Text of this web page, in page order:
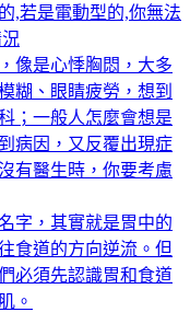
,若是電動型的,你無法
像是心悸胸悶，大多
糊、眼睛疲勞，想到
；一般人怎麼會想是
病因，又反覆出現症
有醫生時，你要考慮
字，其實就是胃中的
食道的方向逆流。但
必須先認識胃和食道
。